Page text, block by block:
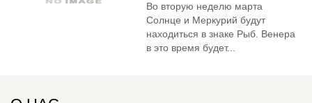
Во вторую неделю марта
Солнце и Меркурий будут
находиться в знаке Рыб. Венера
в это время будет...